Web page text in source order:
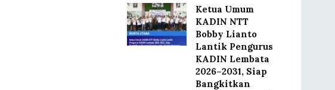
Ketua Umum
KADIN NTT
Bobby Lianto
Lantik Pengurus
KADIN Lembata
2026–2031, Siap
Bangkitkan